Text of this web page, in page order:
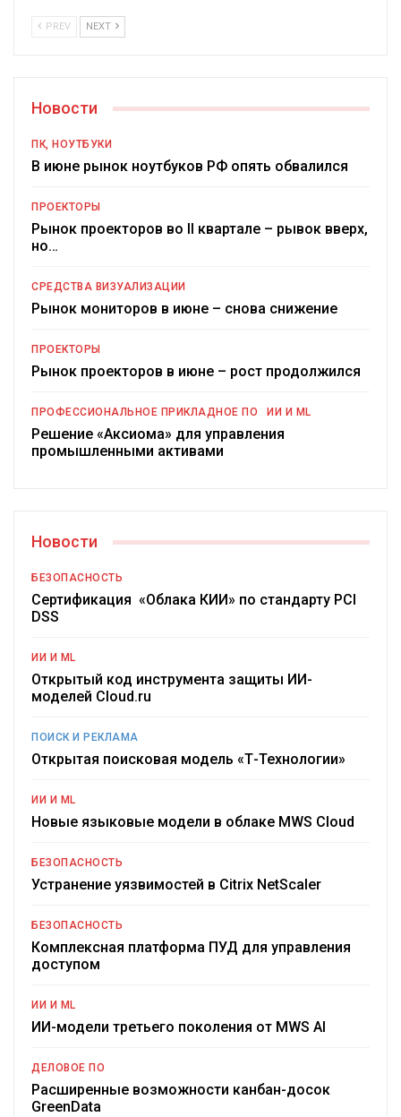
PREV NEXT
Новости
ПК, НОУТБУКИ
В июне рынок ноутбуков РФ опять обвалился
ПРОЕКТОРЫ
Рынок проекторов во II квартале – рывок вверх,
но…
СРЕДСТВА ВИЗУАЛИЗАЦИИ
Рынок мониторов в июне – снова снижение
ПРОЕКТОРЫ
Рынок проекторов в июне – рост продолжился
ПРОФЕССИОНАЛЬНОЕ ПРИКЛАДНОЕ ПО ИИ И ML
Решение «Аксиома» для управления
промышленными активами
Новости
БЕЗОПАСНОСТЬ
Сертификация «Облака КИИ» по стандарту PCI
DSS
ИИ И ML
Открытый код инструмента защиты ИИ-
моделей Cloud.ru
ПОИСК И РЕКЛАМА
Открытая поисковая модель «Т-Технологии»
ИИ И ML
Новые языковые модели в облаке MWS Cloud
БЕЗОПАСНОСТЬ
Устранение уязвимостей в Citrix NetScaler
БЕЗОПАСНОСТЬ
Комплексная платформа ПУД для управления
доступом
ИИ И ML
ИИ-модели третьего поколения от MWS AI
ДЕЛОВОЕ ПО
Расширенные возможности канбан-досок
GreenData